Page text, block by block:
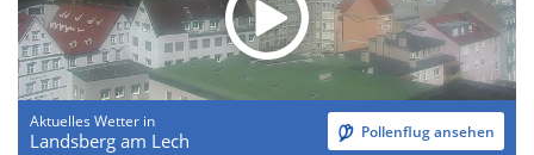
Aktuelles Wetter in
Landsberg am Lech Pollenflug ansehen